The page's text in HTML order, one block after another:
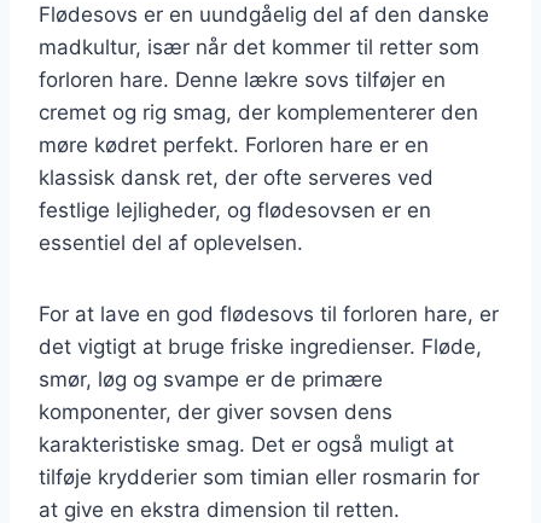
Flødesovs er en uundgåelig del af den danske
madkultur, især når det kommer til retter som
forloren hare. Denne lækre sovs tilføjer en
cremet og rig smag, der komplementerer den
møre kødret perfekt. Forloren hare er en
klassisk dansk ret, der ofte serveres ved
festlige lejligheder, og flødesovsen er en
essentiel del af oplevelsen.
For at lave en god flødesovs til forloren hare, er
det vigtigt at bruge friske ingredienser. Fløde,
smør, løg og svampe er de primære
komponenter, der giver sovsen dens
karakteristiske smag. Det er også muligt at
tilføje krydderier som timian eller rosmarin for
at give en ekstra dimension til retten.